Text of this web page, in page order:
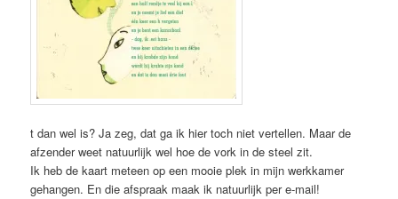
t dan wel is? Ja zeg, dat ga ik hier toch niet vertellen. Maar de
afzender weet natuurlijk wel hoe de vork in de steel zit.
Ik heb de kaart meteen op een mooie plek in mijn werkkamer
gehangen. En die afspraak maak ik natuurlijk per e-mail!